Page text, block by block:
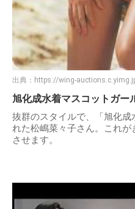
出典： https://wing-
旭化成水着マスコットガー
抜群のスタイルで、「旭化
れた松嶋菜々子さん。これが
させます。